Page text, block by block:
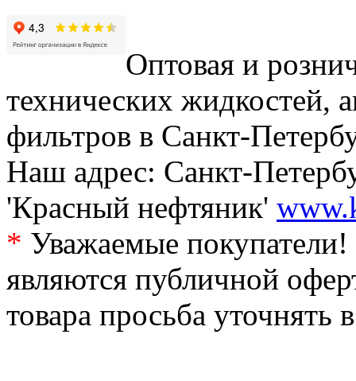
Оптовая и
технических жидкостей,
фильтров в Санкт-
Наш адрес: Санкт-
'Красный нефтяник'
* Уважаемые
являются публичной
товара просьба уточнять